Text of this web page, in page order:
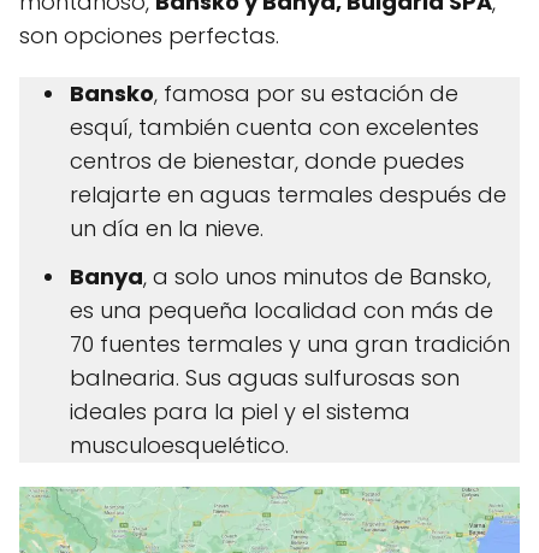
son opciones perfectas.
Bansko, famosa por su estación de
esquí, también cuenta con excelentes
centros de bienestar, donde puedes
relajarte en aguas termales después de
un día en la nieve.
Banya, a solo unos minutos de Bansko,
es una pequeña localidad con más de
70 fuentes termales y una gran tradición
balnearia. Sus aguas sulfurosas son
ideales para la piel y el sistema
musculoesquelético.